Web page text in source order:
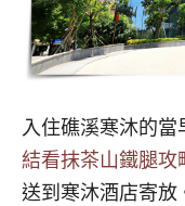
入住礁溪寒沐的
結看抹茶山鐵腿攻
送到寒沐酒店寄